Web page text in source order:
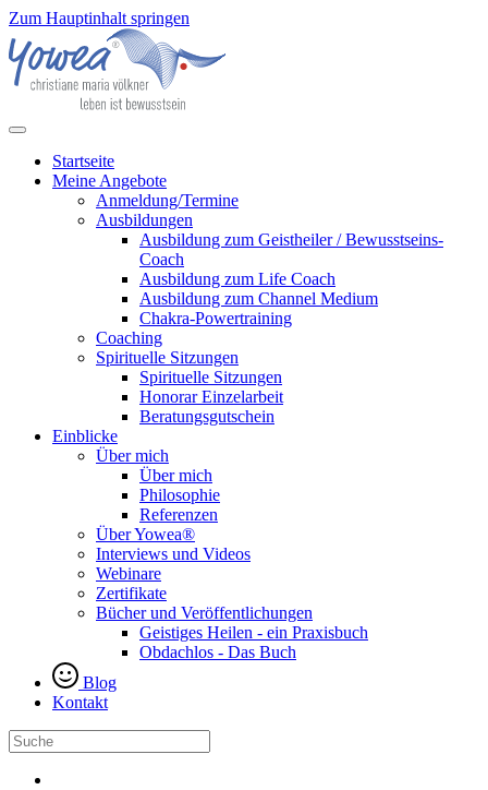
Zum Hauptinhalt springen
Startseite
Meine Angebote
Anmeldung/Termine
Ausbildungen
Ausbildung zum Geistheiler / Bewusstseins-
Coach
Ausbildung zum Life Coach
Ausbildung zum Channel Medium
Chakra-Powertraining
Coaching
Spirituelle Sitzungen
Spirituelle Sitzungen
Honorar Einzelarbeit
Beratungsgutschein
Einblicke
Über mich
Über mich
Philosophie
Referenzen
Über Yowea®
Interviews und Videos
Webinare
Zertifikate
Bücher und Veröffentlichungen
Geistiges Heilen - ein Praxisbuch
Obdachlos - Das Buch
Blog
Kontakt